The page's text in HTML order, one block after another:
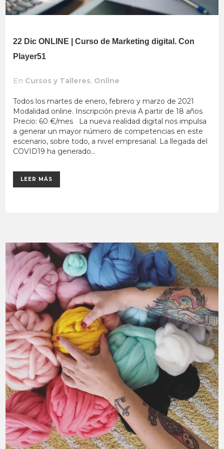
22 Dic ONLINE | Curso de Marketing digital. Con
Player51
En Cursos y Talleres, Online
Todos los martes de enero, febrero y marzo de 2021
Modalidad online. Inscripción previa A partir de 18 años
Precio: 60 €/mes La nueva realidad digital nos impulsa
a generar un mayor número de competencias en este
escenario, sobre todo, a nivel empresarial. La llegada del
COVID19 ha generado...
LEER MÁS